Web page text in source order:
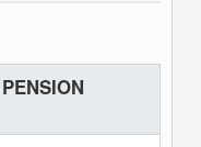
PENSION